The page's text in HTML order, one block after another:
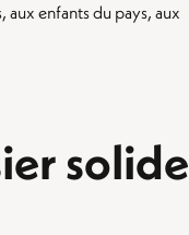
aux enfants du pays, aux
solide